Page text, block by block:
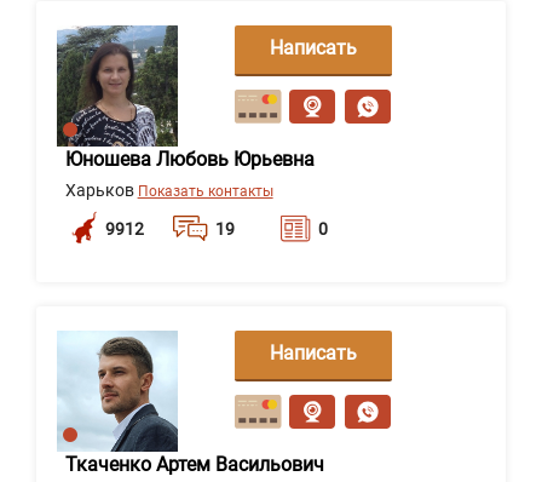
Юношева Любовь Юрьевна
Харьков Показать контакты
9912 19 0
Написать
сообщение
Ткаченко Артем Васильович
Написать
сообщение